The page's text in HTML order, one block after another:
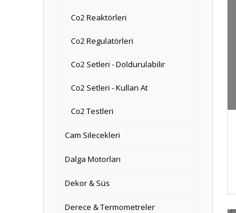
Co2 Reaktörleri
Co2 Regulatörleri
Co2 Setleri - Doldurulabilir
Co2 Setleri - Kullan At
Co2 Testleri
Cam Silecekleri
Dalga Motorları
Dekor & Süs
Derece & Termometreler